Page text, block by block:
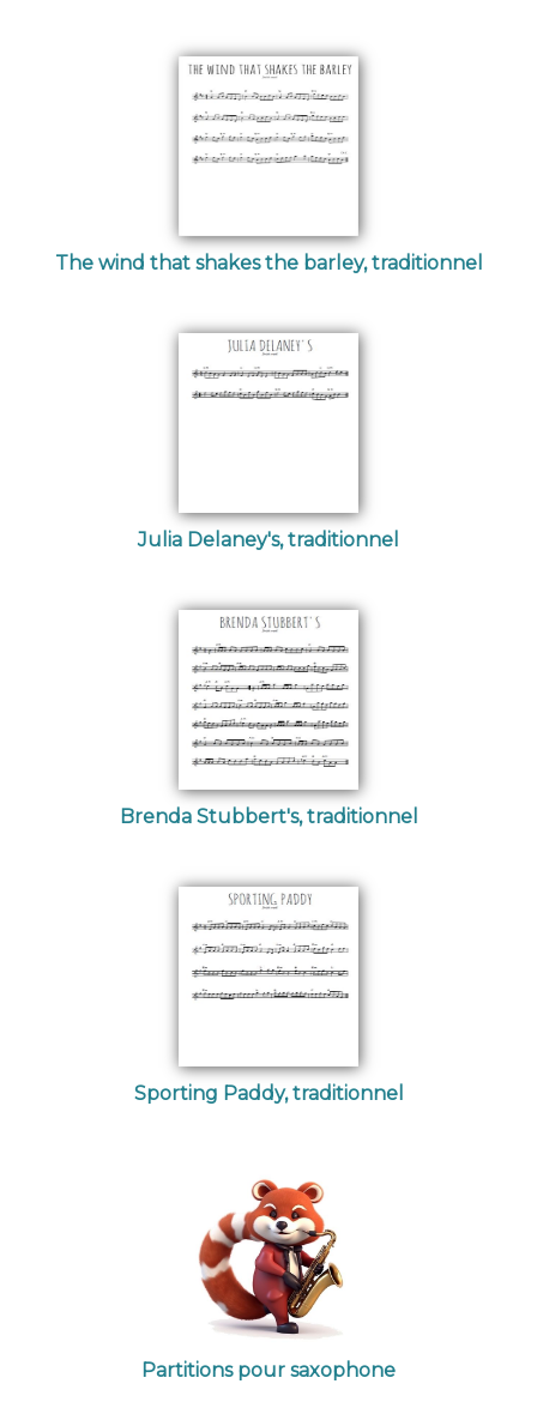
The wind that shakes the barley, traditionnel
Julia Delaney's, traditionnel
Brenda Stubbert's, traditionnel
Sporting Paddy, traditionnel
Partitions pour saxophone